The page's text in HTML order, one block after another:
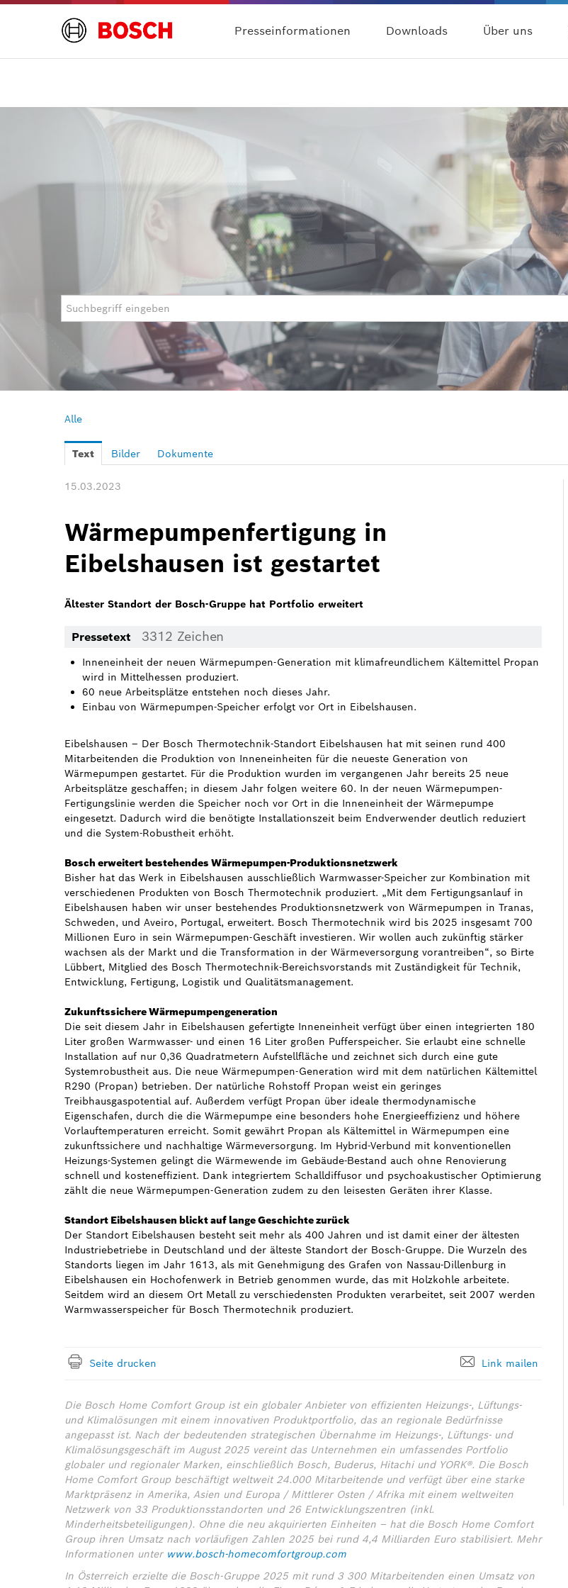
Presseinformationen Downloads Über uns
Alle
Text Bilder Dokumente
15.03.2023
Wärmepumpenfertigung in
Eibelshausen ist gestartet
Ältester Standort der Bosch-Gruppe hat Portfolio erweitert
Pressetext 3312 Zeichen
Inneneinheit der neuen Wärmepumpen-Generation mit klimafreundlichem Kältemittel Propan
wird in Mittelhessen produziert.
60 neue Arbeitsplätze entstehen noch dieses Jahr.
Einbau von Wärmepumpen-Speicher erfolgt vor Ort in Eibelshausen.
Eibelshausen – Der Bosch Thermotechnik-Standort Eibelshausen hat mit seinen rund 400
Mitarbeitenden die Produktion von Inneneinheiten für die neueste Generation von
Wärmepumpen gestartet. Für die Produktion wurden im vergangenen Jahr bereits 25 neue
Arbeitsplätze geschaffen; in diesem Jahr folgen weitere 60. In der neuen Wärmepumpen-
Fertigungslinie werden die Speicher noch vor Ort in die Inneneinheit der Wärmepumpe
eingesetzt. Dadurch wird die benötigte Installationszeit beim Endverwender deutlich reduziert
und die System-Robustheit erhöht.
Bosch erweitert bestehendes Wärmepumpen-Produktionsnetzwerk
Bisher hat das Werk in Eibelshausen ausschließlich Warmwasser-Speicher zur Kombination mit
verschiedenen Produkten von Bosch Thermotechnik produziert. „Mit dem Fertigungsanlauf in
Eibelshausen haben wir unser bestehendes Produktionsnetzwerk von Wärmepumpen in Tranas,
Schweden, und Aveiro, Portugal, erweitert. Bosch Thermotechnik wird bis 2025 insgesamt 700
Millionen Euro in sein Wärmepumpen-Geschäft investieren. Wir wollen auch zukünftig stärker
wachsen als der Markt und die Transformation in der Wärmeversorgung vorantreiben“, so Birte
Lübbert, Mitglied des Bosch Thermotechnik-Bereichsvorstands mit Zuständigkeit für Technik,
Entwicklung, Fertigung, Logistik und Qualitätsmanagement.
Zukunftssichere Wärmepumpengeneration
Die seit diesem Jahr in Eibelshausen gefertigte Inneneinheit verfügt über einen integrierten 180
Liter großen Warmwasser- und einen 16 Liter großen Pufferspeicher. Sie erlaubt eine schnelle
Installation auf nur 0,36 Quadratmetern Aufstellfläche und zeichnet sich durch eine gute
Systemrobustheit aus. Die neue Wärmepumpen-Generation wird mit dem natürlichen Kältemittel
R290 (Propan) betrieben. Der natürliche Rohstoff Propan weist ein geringes
Treibhausgaspotential auf. Außerdem verfügt Propan über ideale thermodynamische
Eigenschafen, durch die die Wärmepumpe eine besonders hohe Energieeffizienz und höhere
Vorlauftemperaturen erreicht. Somit gewährt Propan als Kältemittel in Wärmepumpen eine
zukunftssichere und nachhaltige Wärmeversorgung. Im Hybrid-Verbund mit konventionellen
Heizungs-Systemen gelingt die Wärmewende im Gebäude-Bestand auch ohne Renovierung
schnell und kosteneffizient. Dank integriertem Schalldiffusor und psychoakustischer Optimierung
zählt die neue Wärmepumpen-Generation zudem zu den leisesten Geräten ihrer Klasse.
Standort Eibelshausen blickt auf lange Geschichte zurück
Der Standort Eibelshausen besteht seit mehr als 400 Jahren und ist damit einer der ältesten
Industriebetriebe in Deutschland und der älteste Standort der Bosch-Gruppe. Die Wurzeln des
Standorts liegen im Jahr 1613, als mit Genehmigung des Grafen von Nassau-Dillenburg in
Eibelshausen ein Hochofenwerk in Betrieb genommen wurde, das mit Holzkohle arbeitete.
Seitdem wird an diesem Ort Metall zu verschiedensten Produkten verarbeitet, seit 2007 werden
Warmwasserspeicher für Bosch Thermotechnik produziert.
Seite drucken Link mailen
Die Bosch Home Comfort Group ist ein globaler Anbieter von effizienten Heizungs-, Lüftungs-
und Klimalösungen mit einem innovativen Produktportfolio, das an regionale Bedürfnisse
angepasst ist. Nach der bedeutenden strategischen Übernahme im Heizungs-, Lüftungs- und
Klimalösungsgeschäft im August 2025 vereint das Unternehmen ein umfassendes Portfolio
globaler und regionaler Marken, einschließlich Bosch, Buderus, Hitachi und YORK®. Die Bosch
Home Comfort Group beschäftigt weltweit 24.000 Mitarbeitende und verfügt über eine starke
Marktpräsenz in Amerika, Asien und Europa / Mittlerer Osten / Afrika mit einem weltweiten
Netzwerk von 33 Produktionsstandorten und 26 Entwicklungszentren (inkl.
Minderheitsbeteiligungen). Ohne die neu akquirierten Einheiten – hat die Bosch Home Comfort
Group ihren Umsatz nach vorläufigen Zahlen 2025 bei rund 4,4 Milliarden Euro stabilisiert. Mehr
Informationen unter www.bosch-homecomfortgroup.com
In Österreich erzielte die Bosch-Gruppe 2025 mit rund 3 300 Mitarbeitenden einen Umsatz von